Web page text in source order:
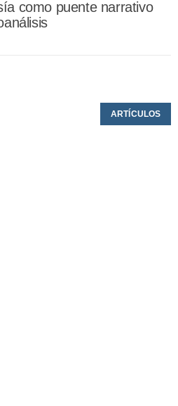
como puente narrativo
ARTÍCULOS